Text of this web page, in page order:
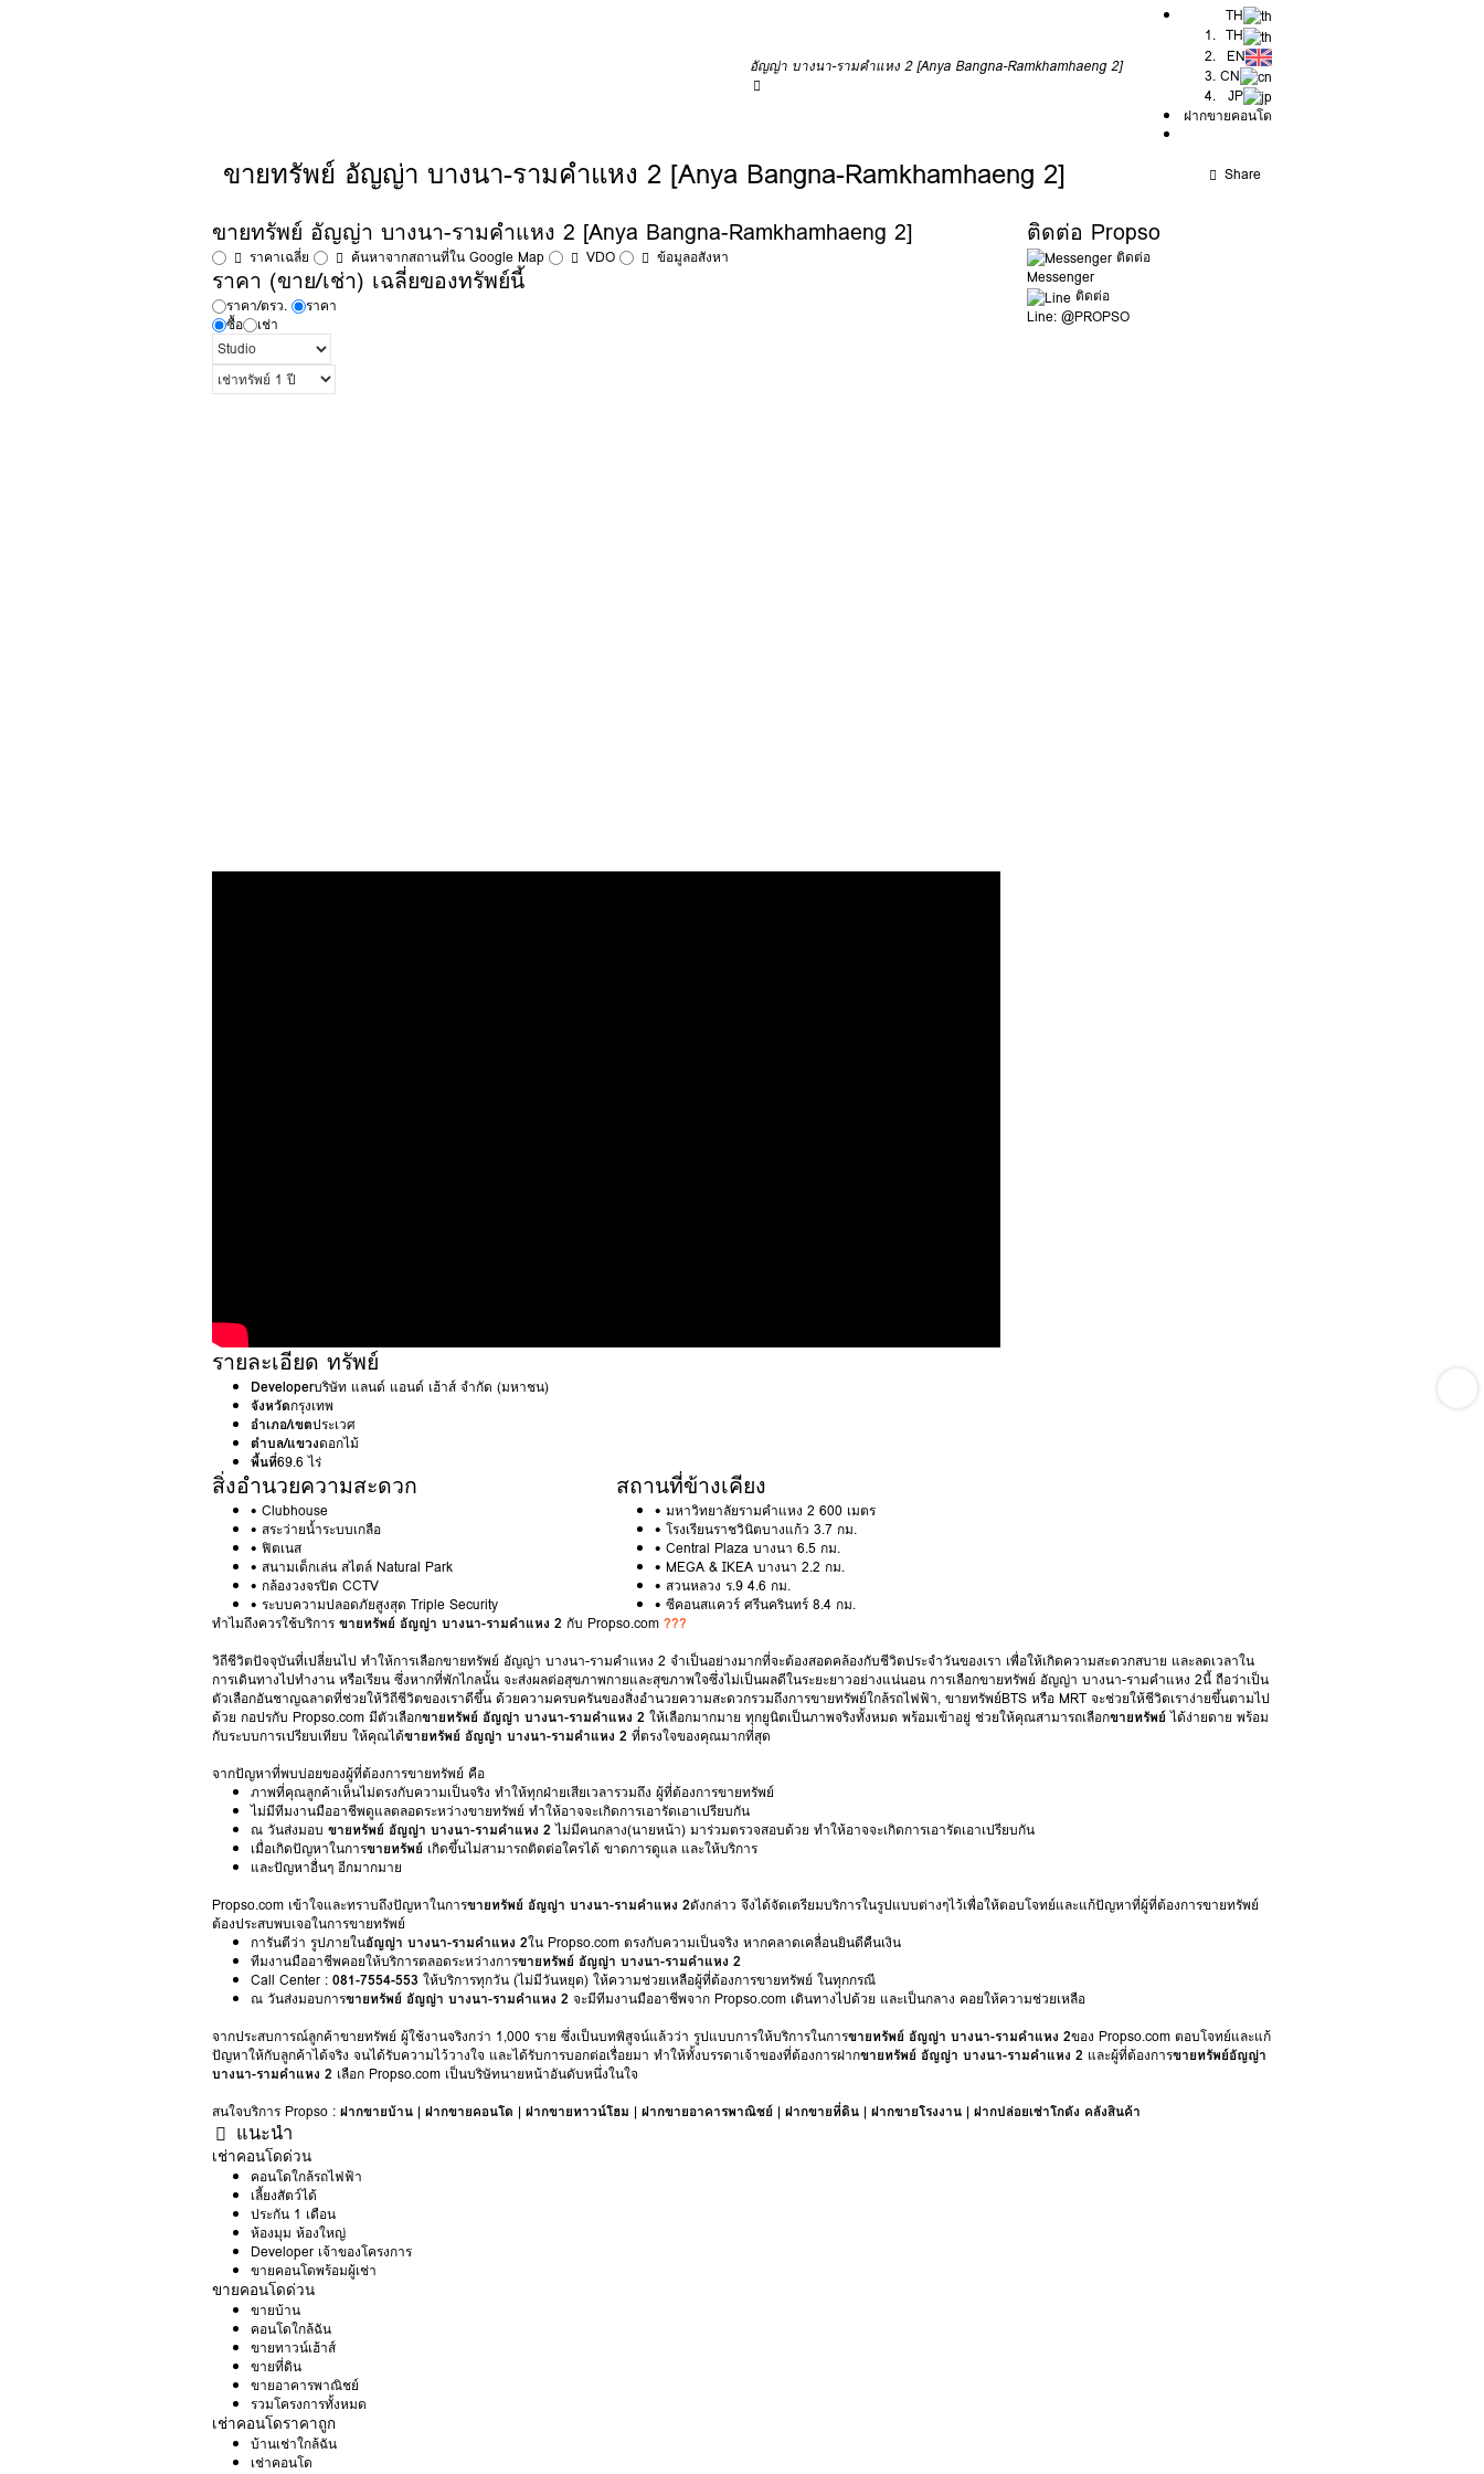
อัญญ่า บางนา-รามคำแหง 2 [Anya Bangna-Ramkhamhaeng 2]
TH
TH
EN
CN
JP
ฝากขายคอนโด
ขายทรัพย์ อัญญ่า บางนา-รามคำแหง 2 [Anya Bangna-Ramkhamhaeng 2] Share
ขายทรัพย์ อัญญ่า บางนา-รามคำแหง 2 [Anya Bangna-Ramkhamhaeng 2]
ราคาเฉลี่ย ค้นหาจากสถานที่ใน Google Map VDO ข้อมูลอสังหา
ราคา (ขาย/เช่า) เฉลี่ยของทรัพย์นี้
ราคา/ตรว.
ราคา
ซื้อ
เช่า
รายละเอียด ทรัพย์
Developerบริษัท แลนด์ แอนด์ เฮ้าส์ จำกัด (มหาชน)
จังหวัดกรุงเทพ
อำเภอ/เขตประเวศ
ตำบล/แขวงดอกไม้
พื้นที่69.6 ไร่
สิ่งอำนวยความสะดวก
• Clubhouse
• สระว่ายน้ำระบบเกลือ
• ฟิตเนส
• สนามเด็กเล่น สไตล์ Natural Park
• กล้องวงจรปิด CCTV
• ระบบความปลอดภัยสูงสุด Triple Security
สถานที่ข้างเคียง
• มหาวิทยาลัยรามคำแหง 2 600 เมตร
• โรงเรียนราชวินิตบางแก้ว 3.7 กม.
• Central Plaza บางนา 6.5 กม.
• MEGA & IKEA บางนา 2.2 กม.
• สวนหลวง ร.9 4.6 กม.
• ซีคอนสแควร์ ศรีนครินทร์ 8.4 กม.
ติดต่อ Propso
ติดต่อ
Messenger
ติดต่อ
Line: @PROPSO
ทำไมถึงควรใช้บริการ ขายทรัพย์ อัญญ่า บางนา-รามคำแหง 2 กับ Propso.com ???
วิถีชีวิตปัจจุบันที่เปลี่ยนไป ทำให้การเลือกขายทรัพย์ อัญญ่า บางนา-รามคำแหง 2 จำเป็นอย่างมากที่จะต้องสอดคล้องกับชีวิตประจำวันของเรา เพื่อให้เกิดความสะดวกสบาย และลดเวลาใน
การเดินทางไปทำงาน หรือเรียน ซึ่งหากที่พักไกลนั้น จะส่งผลต่อสุขภาพกายและสุขภาพใจซึ่งไม่เป็นผลดีในระยะยาวอย่างแน่นอน การเลือกขายทรัพย์ อัญญ่า บางนา-รามคำแหง 2นี้ ถือว่าเป็น
ตัวเลือกอันชาญฉลาดที่ช่วยให้วิถีชีวิตของเราดีขึ้น ด้วยความครบครันของสิ่งอำนวยความสะดวกรวมถึงการขายทรัพย์ใกล้รถไฟฟ้า, ขายทรัพย์BTS หรือ MRT จะช่วยให้ชีวิตเราง่ายขึ้นตามไป
ด้วย กอปรกับ Propso.com มีตัวเลือกขายทรัพย์ อัญญ่า บางนา-รามคำแหง 2 ให้เลือกมากมาย ทุกยูนิตเป็นภาพจริงทั้งหมด พร้อมเข้าอยู่ ช่วยให้คุณสามารถเลือกขายทรัพย์ได้ง่ายดาย พร้อม
กับระบบการเปรียบเทียบ ให้คุณได้ขายทรัพย์ อัญญ่า บางนา-รามคำแหง 2 ที่ตรงใจของคุณมากที่สุด
จากปัญหาที่พบบ่อยของผู้ที่ต้องการขายทรัพย์ คือ
ภาพที่คุณลูกค้าเห็นไม่ตรงกับความเป็นจริง ทำให้ทุกฝ่ายเสียเวลารวมถึง ผู้ที่ต้องการขายทรัพย์
ไม่มีทีมงานมืออาชีพดูแลตลอดระหว่างขายทรัพย์ ทำให้อาจจะเกิดการเอารัดเอาเปรียบกัน
ณ วันส่งมอบ ขายทรัพย์ อัญญ่า บางนา-รามคำแหง 2 ไม่มีคนกลาง(นายหน้า) มาร่วมตรวจสอบด้วย ทำให้อาจจะเกิดการเอารัดเอาเปรียบกัน
เมื่อเกิดปัญหาในการขายทรัพย์ เกิดขึ้นไม่สามารถติดต่อใครได้ ขาดการดูแล และให้บริการ
และปัญหาอื่นๆ อีกมากมาย
Propso.com เข้าใจและทราบถึงปัญหาในการขายทรัพย์ อัญญ่า บางนา-รามคำแหง 2ดังกล่าว จึงได้จัดเตรียมบริการในรูปแบบต่างๆไว้เพื่อให้ตอบโจทย์และแก้ปัญหาที่ผู้ที่ต้องการขายทรัพย์
ต้องประสบพบเจอในการขายทรัพย์
การันตีว่า รูปภายในอัญญ่า บางนา-รามคำแหง 2ใน Propso.com ตรงกับความเป็นจริง หากคลาดเคลื่อนยินดีคืนเงิน
ทีมงานมืออาชีพคอยให้บริการตลอดระหว่างการขายทรัพย์ อัญญ่า บางนา-รามคำแหง 2
Call Center : 081-7554-553 ให้บริการทุกวัน (ไม่มีวันหยุด) ให้ความช่วยเหลือผู้ที่ต้องการขายทรัพย์ ในทุกกรณี
ณ วันส่งมอบการขายทรัพย์ อัญญ่า บางนา-รามคำแหง 2 จะมีทีมงานมืออาชีพจาก Propso.com เดินทางไปด้วย และเป็นกลาง คอยให้ความช่วยเหลือ
จากประสบการณ์ลูกค้าขายทรัพย์ ผู้ใช้งานจริงกว่า 1,000 ราย ซึ่งเป็นบทพิสูจน์แล้วว่า รูปแบบการให้บริการในการขายทรัพย์ อัญญ่า บางนา-รามคำแหง 2ของ Propso.com ตอบโจทย์และแก้
ปัญหาให้กับลูกค้าได้จริง จนได้รับความไว้วางใจ และได้รับการบอกต่อเรื่อยมา ทำให้ทั้งบรรดาเจ้าของที่ต้องการฝากขายทรัพย์ อัญญ่า บางนา-รามคำแหง 2 และผู้ที่ต้องการขายทรัพย์อัญญ่า
บางนา-รามคำแหง 2 เลือก Propso.com เป็นบริษัทนายหน้าอันดับหนึ่งในใจ
สนใจบริการ Propso : ฝากขายบ้าน | ฝากขายคอนโด | ฝากขายทาวน์โฮม | ฝากขายอาคารพาณิชย์ | ฝากขายที่ดิน | ฝากขายโรงงาน | ฝากปล่อยเช่าโกดัง คลังสินค้า
แนะนำ
เช่าคอนโดด่วน
คอนโดใกล้รถไฟฟ้า
เลี้ยงสัตว์ได้
ประกัน 1 เดือน
ห้องมุม ห้องใหญ่
Developer เจ้าของโครงการ
ขายคอนโดพร้อมผู้เช่า
ขายคอนโดด่วน
ขายบ้าน
คอนโดใกล้ฉัน
ขายทาวน์เฮ้าส์
ขายที่ดิน
ขายอาคารพาณิชย์
รวมโครงการทั้งหมด
เช่าคอนโดราคาถูก
บ้านเช่าใกล้ฉัน
เช่าคอนโด